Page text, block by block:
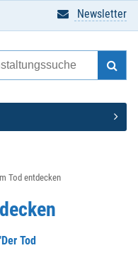
Newsletter
Tod entdecken
Tod